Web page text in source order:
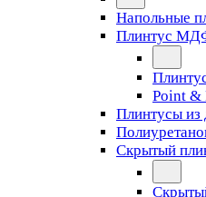
Напольные
Плинтус
Point &
Плинтусы
Скрытый